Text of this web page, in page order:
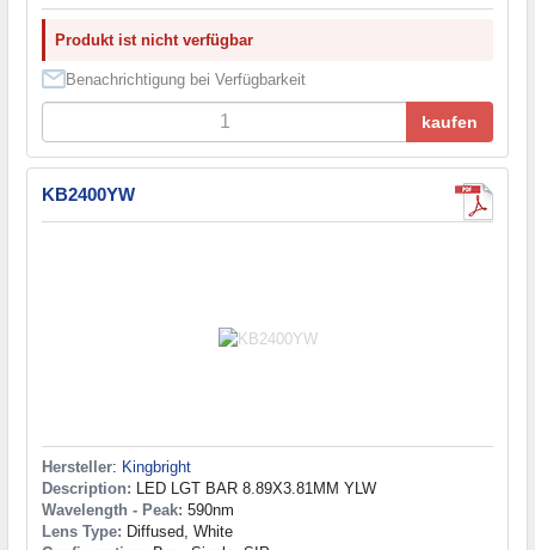
Produkt ist nicht verfügbar
Benachrichtigung bei Verfügbarkeit
kaufen
KB2400YW
Hersteller: Kingbright
Description: LED LGT BAR 8.89X3.81MM YLW
Wavelength - Peak: 590nm
Lens Type: Diffused, White